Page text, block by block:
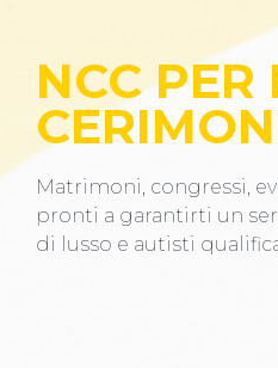
NCC PER
Matrimoni, congressi,
pronti a garantirti un
di lusso e autisti